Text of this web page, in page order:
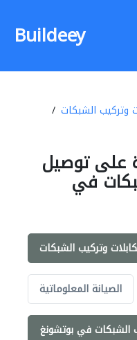
Buildeey
وتركيب الشبكات
على توصيل
في
وتركيب الشبكات
الصيانة المعلوماتية
الشبكات في بوتشونغ